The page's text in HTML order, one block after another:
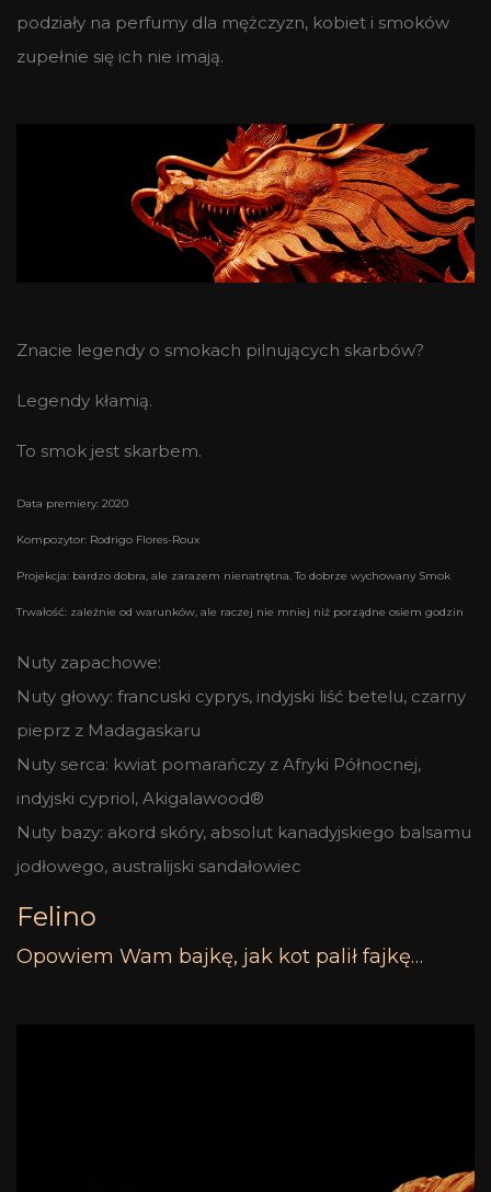
podziały na perfumy dla mężczyzn, kobiet i smoków
zupełnie się ich nie imają.
Znacie legendy o smokach pilnujących skarbów?
Legendy kłamią.
To smok jest skarbem.
Data premiery: 2020
Kompozytor: Rodrigo Flores-Roux
Projekcja: bardzo dobra, ale zarazem nienatrętna. To dobrze wychowany Smok
Trwałość: zależnie od warunków, ale raczej nie mniej niż porządne osiem godzin
Nuty zapachowe:
Nuty głowy: francuski cyprys, indyjski liść betelu, czarny
pieprz z Madagaskaru
Nuty serca: kwiat pomarańczy z Afryki Północnej,
indyjski cypriol, Akigalawood®
Nuty bazy: akord skóry, absolut kanadyjskiego balsamu
jodłowego, australijski sandałowiec
Felino
Opowiem Wam bajkę, jak kot palił fajkę…